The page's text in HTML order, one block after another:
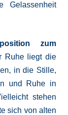
Gelassenheit
zum
Ruhe liegt die
in die Stille,
und Ruhe in
stehen
sich von alten